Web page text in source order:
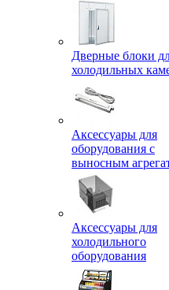
Дверные блоки
холодильных
Аксессуары для
оборудования с
выносным
Аксессуары для
холодильного
оборудования